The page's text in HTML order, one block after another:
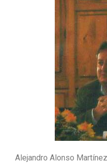
Alejandro Alonso